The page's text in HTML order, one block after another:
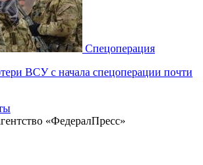
Спецоперация
ВСУ с начала спецоперации почти
«ФедералПресс»